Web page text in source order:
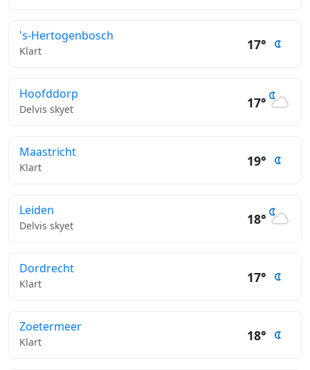
's-Hertogenbosch
Klart 17°
Hoofddorp
Delvis skyet 17°
Maastricht
Klart 19°
Leiden
Delvis skyet 18°
Dordrecht
Klart 17°
Zoetermeer
Klart 18°